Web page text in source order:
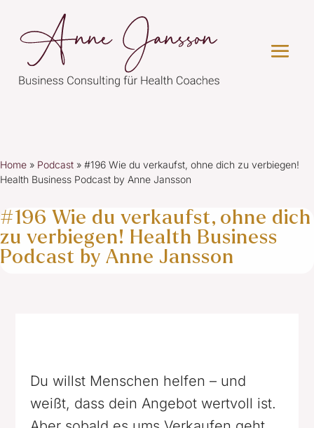
Home » Podcast » #196 Wie du verkaufst, ohne dich zu verbiegen!
Health Business Podcast by Anne Jansson
#196 Wie du verkaufst, ohne dich
zu verbiegen! Health Business
Podcast by Anne Jansson
Du willst Menschen helfen – und
weißt, dass dein Angebot wertvoll ist.